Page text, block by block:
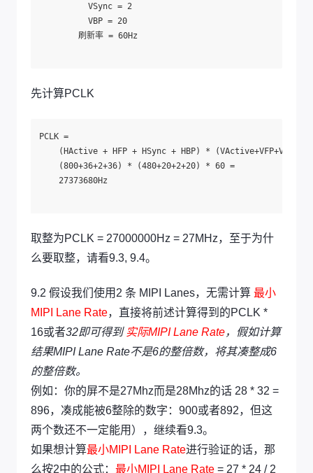
VSync = 2
VBP = 20
刷新率 = 60Hz
先计算PCLK
PCLK =
(HActive + HFP + HSync + HBP) *
(800+36+2+36) * (480+20+2+20) * 60 =
27373680Hz
取整为PCLK = 27000000Hz = 27MHz，至于为什
么要取整，请看9.3, 9.4。
9.2 假设我们使用2 条 MIPI Lanes，无需计算 最小
MIPI Lane Rate，直接将前述计算得到的PCLK *
16或者32即可得到 实际MIPI Lane Rate，假如计算
结果MIPI Lane Rate不是6的整倍数，将其凑整成6
的整倍数。
例如：你的屏不是27Mhz而是28Mhz的话 28 * 32 =
896，凑成能被6整除的数字：900或者892，但这
两个数还不一定能用），继续看9.3。
如果想计算最小MIPI Lane Rate进行验证的话， 那
么按2中的公式： 最小MIPI Lane Rate = 27 * 24 / 2